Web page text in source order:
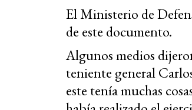
El Ministerio de
de este documento.
Algunos medios
teniente general
este tenía muchas